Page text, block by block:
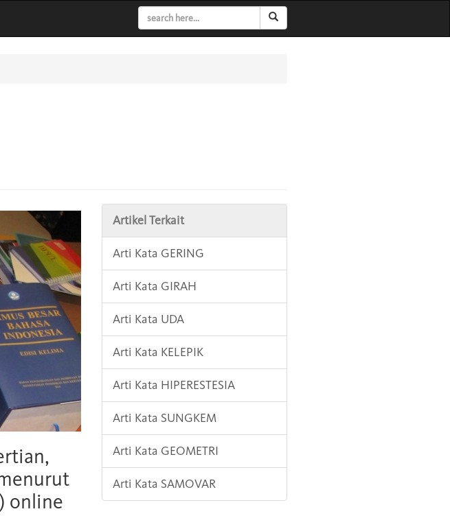
online
Artikel Terkait
Arti Kata GERING
Arti Kata GIRAH
Arti Kata UDA
Arti Kata KELEPIK
Arti Kata HIPERESTESIA
Arti Kata SUNGKEM
Arti Kata GEOMETRI
Arti Kata SAMOVAR